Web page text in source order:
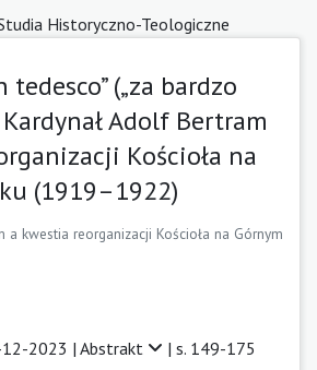
Historyczno-Teologiczne
tedesco” („za bardzo
Adolf Bertram
Kościoła na
(1919–1922)
a kwestia reorganizacji Kościoła na Górnym
2023 | Abstrakt | s. 149-175